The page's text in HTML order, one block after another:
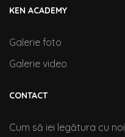
KEN ACADEMY
Galerie foto
Galerie video
CONTACT
Cum să iei legătura cu noi